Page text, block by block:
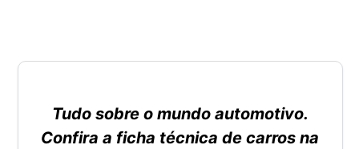
Tudo sobre o mundo automotivo.
Confira a ficha técnica de carros na